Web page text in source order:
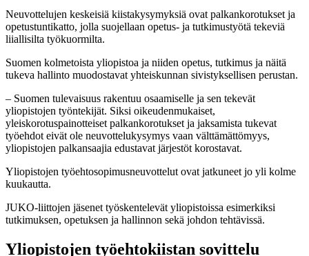
Neuvottelujen keskeisiä kiistakysymyksiä ovat palkankorotukset ja
opetustuntikatto, jolla suojellaan opetus-​ ja tutkimustyötä tekeviä
liiallisilta työkuormilta.
Suomen kolmetoista yliopistoa ja niiden opetus, tutkimus ja näitä
tukeva hallinto muodostavat yhteiskunnan sivistyksellisen perustan.
– Suomen tulevaisuus rakentuu osaamiselle ja sen tekevät
yliopistojen työntekijät. Siksi oikeudenmukaiset,
yleiskorotuspainotteiset palkankorotukset ja jaksamista tukevat
työehdot eivät ole neuvottelukysymys vaan välttämättömyys,
yliopistojen palkansaajia edustavat järjestöt korostavat.
Yliopistojen työehtosopimusneuvottelut ovat jatkuneet jo yli kolme
kuukautta.
JUKO-liittojen jäsenet työskentelevät yliopistoissa esimerkiksi
tutkimuksen, opetuksen ja hallinnon sekä johdon tehtävissä.
Yliopistojen työehtokiistan sovittelu